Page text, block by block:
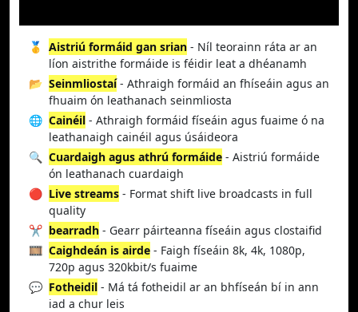
🥇 Aistriú formáid gan srian - Níl teorainn ráta ar an
líon aistrithe formáide is féidir leat a dhéanamh
📂 Seinmliostaí- Athraigh formáid an fhíseáin agus an
fhuaim ón leathanach seinmliosta
🌐 Cainéil - Athraigh formáid físeáin agus fuaime ó na
leathanaigh cainéil agus úsáideora
🔍 Cuardaigh agus athrú formáide - Aistriú formáide
ón leathanach cuardaigh
🔴 Live streams - Format shift live broadcasts in full
quality
✂️ bearradh - Gearr páirteanna físeáin agus clostaifid
🎞️ Caighdeán is airde - Faigh físeáin 8k, 4k, 1080p,
720p agus 320kbit/s fuaime
💬 Fotheidil - Má tá fotheidil ar an bhfíseán bí in ann
iad a chur leis